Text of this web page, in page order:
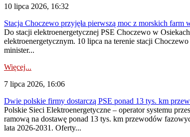
10 lipca 2026, 16:32
Stacja Choczewo przyjęła pierwszą moc z morskich farm
Do stacji elektroenergetycznej PSE Choczewo w
elektroenergetycznym. 10 lipca na terenie stacji
minister...
Więcej...
7 lipca 2026, 16:06
Dwie polskie firmy dostarczą PSE ponad 13 tys. km
Polskie Sieci Elektroenergetyczne – operator systemu
ramową na dostawę ponad 13 tys. km przewodów
lata 2026-2031. Oferty...